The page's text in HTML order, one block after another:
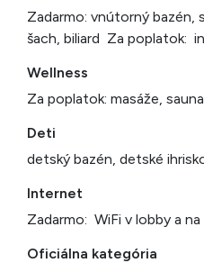
Zadarmo: vnútorný bazén,
šach, biliard Za poplatok:
Wellness
Za poplatok: masáže, sauna
Deti
detský bazén, detské
Internet
Zadarmo: WiFi v lobby a na
Oficiálna kategória